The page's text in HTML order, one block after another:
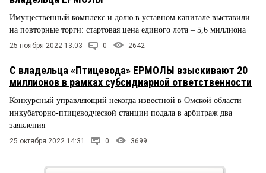
Имущественный комплекс и долю в уставном капитале выставили
на повторные торги: стартовая цена единого лота – 5,6 миллиона
25 ноября 2022 13:03 0 2642
С владельца «Птицевода» ЕРМОЛЫ взыскивают 20
миллионов в рамках субсидиарной ответственности
Конкурсный управляющий некогда известной в Омской области
инкубаторно-птицеводческой станции подала в арбитраж два
заявления
25 октября 2022 14:31 0 3699